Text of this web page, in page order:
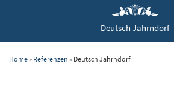
Deutsch Jahrndorf
Home» Referenzen » Deutsch Jahrndorf